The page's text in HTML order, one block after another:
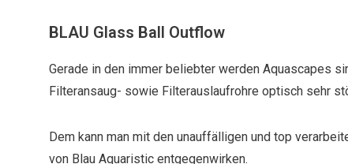
BLAU Glass Ball Outflow
Gerade in den immer beliebter werden Aquascapes
Filteransaug- sowie Filterauslaufrohre optisch sehr
Dem kann man mit den unauffälligen und top
von Blau Aquaristic entgegenwirken.